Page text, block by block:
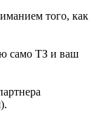
того, как
само ТЗ и ваш